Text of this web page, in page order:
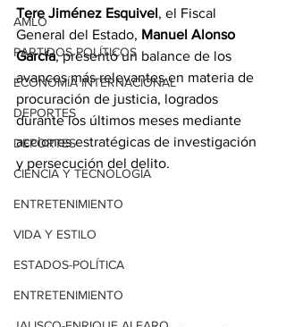
AMLO
PARTIDOS POLÍTICOS
ECONOMÍA INTERNACIONAL
DEPORTES
DEPORTES
CIENCIA Y TECNOLOGÍA
ENTRETENIMIENTO
VIDA Y ESTILO
ESTADOS-POLÍTICA
ENTRETENIMIENTO
Tere Jiménez Esquivel, el Fiscal
General del Estado, Manuel Alonso
García, presentó un balance de los
avances más relevantes en materia de
procuración de justicia, logrados
durante los últimos meses mediante
acciones estratégicas de investigación
y persecución del delito.